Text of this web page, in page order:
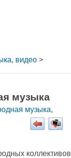
видео >
музыка
музыка,
коллективов